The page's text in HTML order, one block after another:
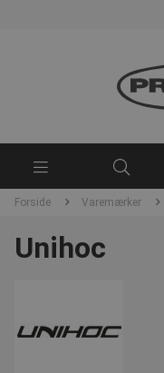
Forside Varemærker
Unihoc